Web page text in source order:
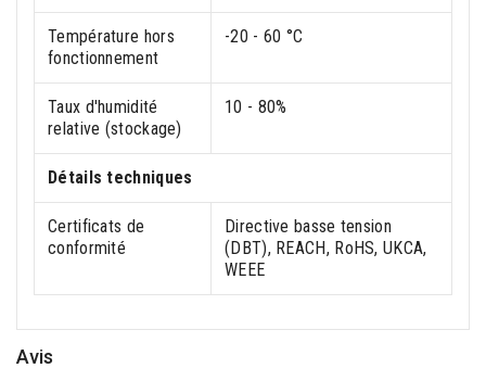
Température hors
fonctionnement
-20 - 60 °C
Taux d'humidité
relative (stockage)
10 - 80%
Détails techniques
Certificats de
conformité
Directive basse tension
(DBT), REACH, RoHS, UKCA,
WEEE
Avis